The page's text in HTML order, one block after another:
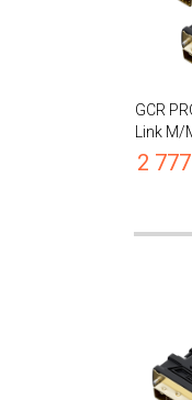
GCR
Link
капрон
2 777